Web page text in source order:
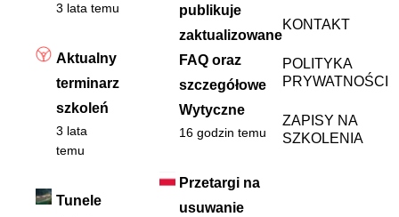
3 lata temu
Aktualny
terminarz
szkoleń
3 lata
temu
Tunele
publikuje
zaktualizowane
FAQ oraz
szczegółowe
Wytyczne
16 godzin temu
Przetargi na
usuwanie
KONTAKT
POLITYKA
PRYWATNOŚCI
ZAPISY NA
SZKOLENIA